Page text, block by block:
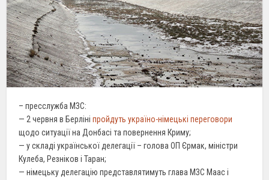
– пресслужба МЗС:
— 2 червня в Берлініпройдуть україно-німецькі переговори
щодо ситуації на Донбасі та повернення Криму;
— у складі української делегації – голова ОП Єрмак, міністри
Кулеба, Резніков і Таран;
— німецьку делегацію представлятимуть глава МЗС Маас і